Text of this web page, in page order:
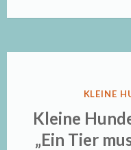
KLEINE
Kleine
„Ein Tier